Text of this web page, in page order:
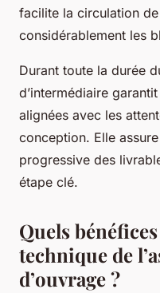
facilite la circulation
considérablement les
Durant toute la durée
d’intermédiaire
alignées avec les
conception. Elle
progressive des
étape clé.
Quels
technique de
d’ouvrage ?